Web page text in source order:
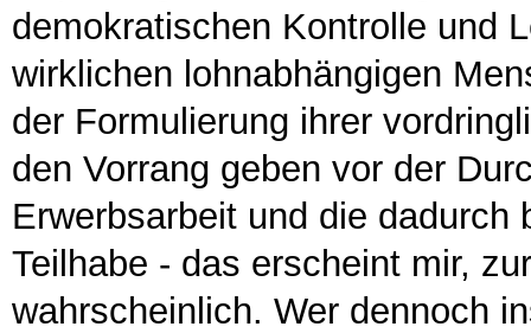
demokratischen Kontrolle und
wirklichen lohnabhängigen
der Formulierung ihrer
den Vorrang geben vor der
Erwerbsarbeit und die
Teilhabe - das erscheint mir,
wahrscheinlich. Wer dennoch